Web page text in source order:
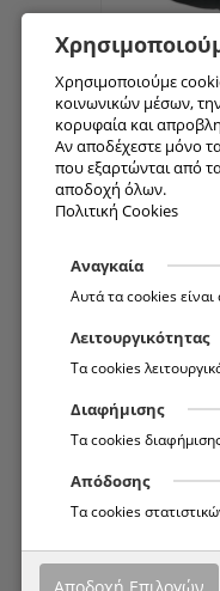
460-4 ΚΑΠΈΛO
ΜΕΓΆΛΟ ΓΕΊΣΟ
Χρησιμοποιούμε
κοινωνικών μέσων,
κορυφαία και
Αν αποδέχεστε μόνο
που εξαρτώνται από τα
αποδοχή όλων.
Πολιτική Cookies
Αναγκαία
Αυτά τα cookies είναι
Λειτουργικότητας
Τα cookies
Διαφήμισης
Τα cookies
Απόδοσης
Τα cookies
Αποδοχή Επιλογών